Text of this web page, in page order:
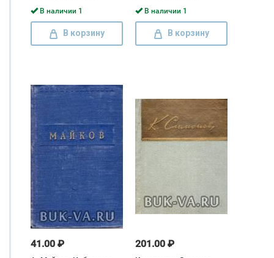
В наличии 1
В корзину
В наличии 1
В корзину
41.00 ₽ 201.00 ₽